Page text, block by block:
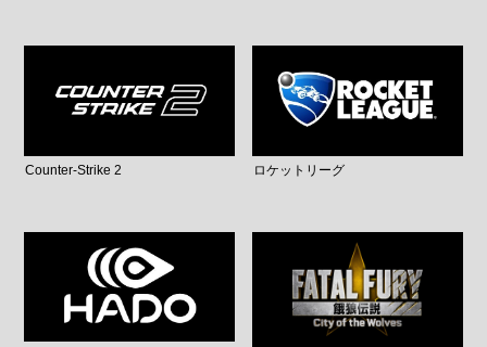
Counter-Strike 2 ロケットリーグ